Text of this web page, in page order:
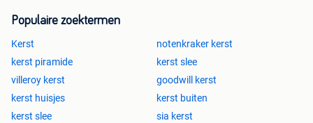
Populaire zoektermen
Kerst
notenkraker kerst
kerst piramide
kerst slee
villeroy kerst
goodwill kerst
kerst huisjes
kerst buiten
kerst slee
sia kerst